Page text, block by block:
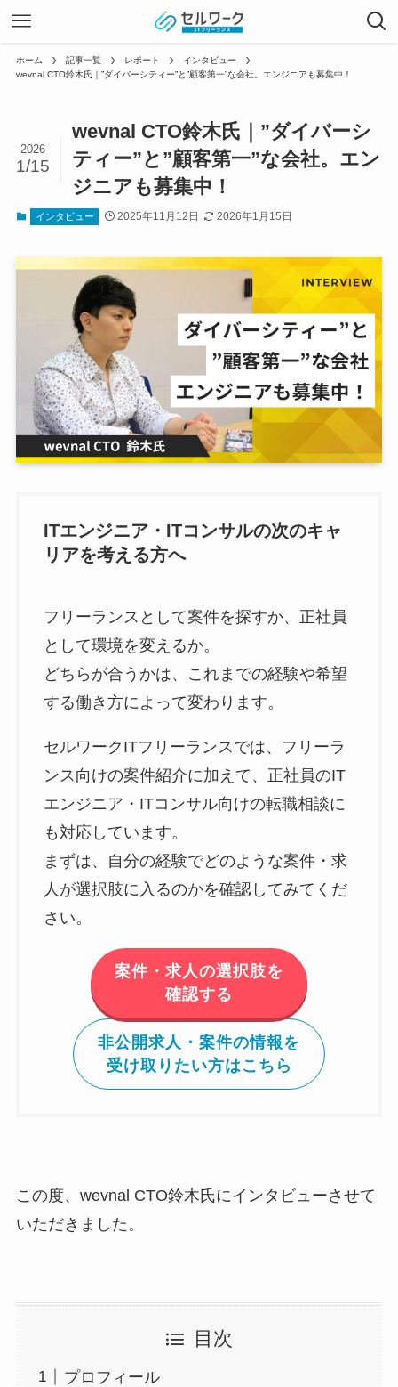
ホーム 記事一覧 レポート
インタビュー
wevnal CTO鈴木氏｜”ダイバーシティー”と”顧客第一”な会社。エンジニアも募集中！
wevnal CTO鈴木氏｜”ダイバーシ
ティー”と”顧客第一”な会社。エン
ジニアも募集中！
2026
1/15
インタビュー 2025年11月12日 2026年1月15日
ITエンジニア・ITコンサルの次のキャ
リアを考える方へ
フリーランスとして案件を探すか、正社員
として環境を変えるか。
どちらが合うかは、これまでの経験や希望
する働き方によって変わります。
セルワークITフリーランスでは、フリーラ
ンス向けの案件紹介に加えて、正社員のIT
エンジニア・ITコンサル向けの転職相談に
も対応しています。
まずは、自分の経験でどのような案件・求
人が選択肢に入るのかを確認してみてくだ
さい。
案件・求人の選択肢を
確認する
非公開求人・案件の情報を
受け取りたい方はこちら
この度、wevnal CTO鈴木氏にインタビューさせて
いただきました。
目次
プロフィール